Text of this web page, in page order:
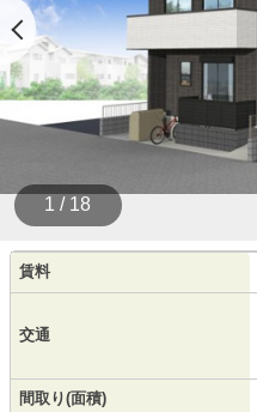
1 / 18
賃料
交通
間取り(面積)